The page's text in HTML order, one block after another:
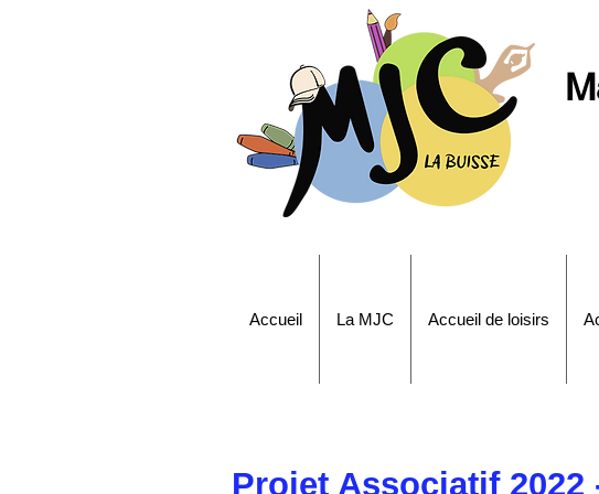
Accueil La MJC Accueil de loisirs
Projet Associatif 2022